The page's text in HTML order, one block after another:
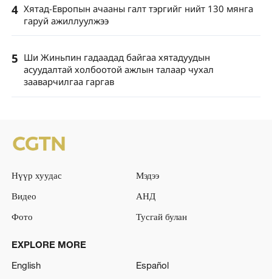
4 Хятад-Европын ачааны галт тэргийг нийт 130 мянга
гаруй ажиллуулжээ
5 Ши Жиньпин гадаадад байгаа хятадуудын
асуудалтай холбоотой ажлын талаар чухал
зааварчилгаа гаргав
Нүүр хуудас
Мэдээ
Видео
АНД
Фото
Тусгай булан
EXPLORE MORE
English
Español